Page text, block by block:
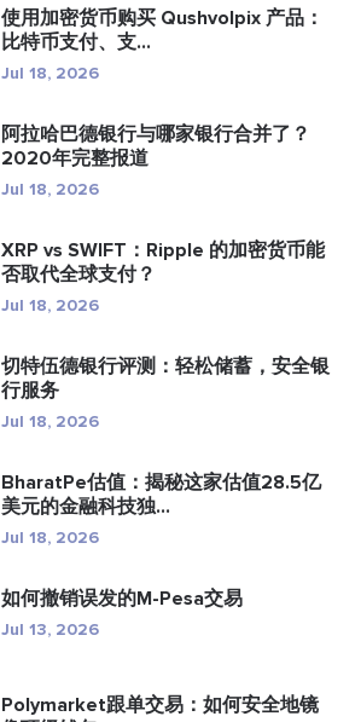
使用加密货币购买 Qushvolpix 产品：
比特币支付、支...
Jul 18, 2026
阿拉哈巴德银行与哪家银行合并了？
2020年完整报道
Jul 18, 2026
XRP vs SWIFT：Ripple 的加密货币能
否取代全球支付？
Jul 18, 2026
切特伍德银行评测：轻松储蓄，安全银
行服务
Jul 18, 2026
BharatPe估值：揭秘这家估值28.5亿
美元的金融科技独...
Jul 18, 2026
如何撤销误发的M-Pesa交易
Jul 13, 2026
Polymarket跟单交易：如何安全地镜